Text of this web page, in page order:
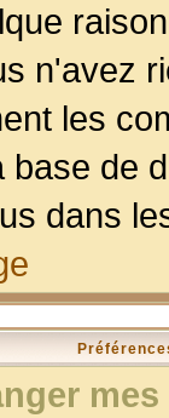
n'avez
les
base de
dans